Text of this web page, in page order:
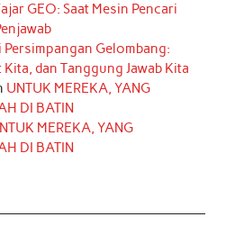
GEO: Saat Mesin Pencari
Persimpangan Gelombang:
dan Tanggung Jawab Kita
UNTUK MEREKA, YANG
DI BATIN
MEREKA, YANG
DI BATIN